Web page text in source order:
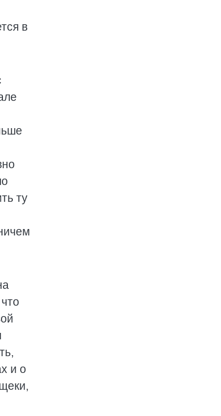
в
ту
и о